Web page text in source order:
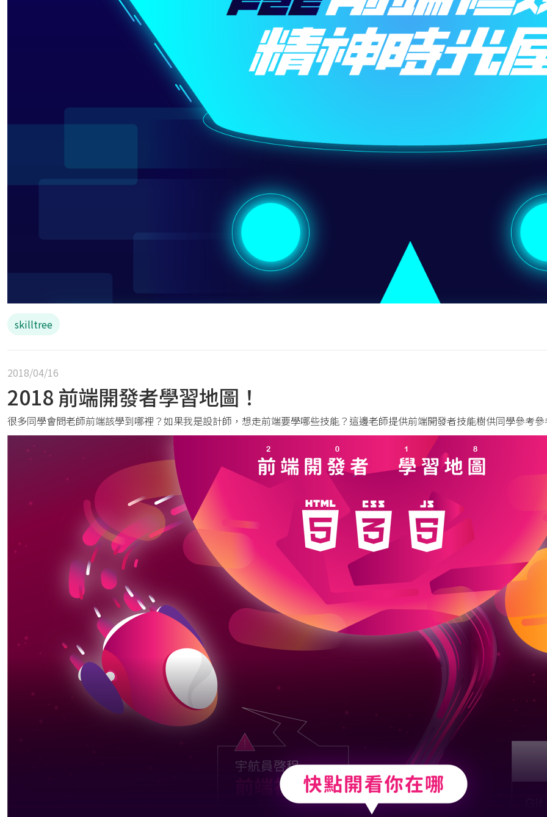
skilltree
2018/04/16
2018 前端開發者學習地圖！
很多同學會問老師前端該學到哪裡？如果我是設計師，想走前端要學哪些技能？這邊老師提供前端開發者技能樹供同學參考